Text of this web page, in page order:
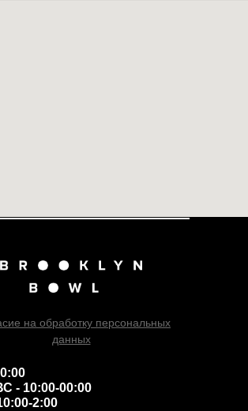
на обработку персональных
данных
- 10:00-00:00
2:00